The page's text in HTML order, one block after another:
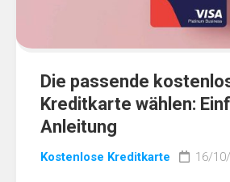
Die passende
Kreditkarte wählen:
Anleitung
Kostenlose Kreditkarte 16/